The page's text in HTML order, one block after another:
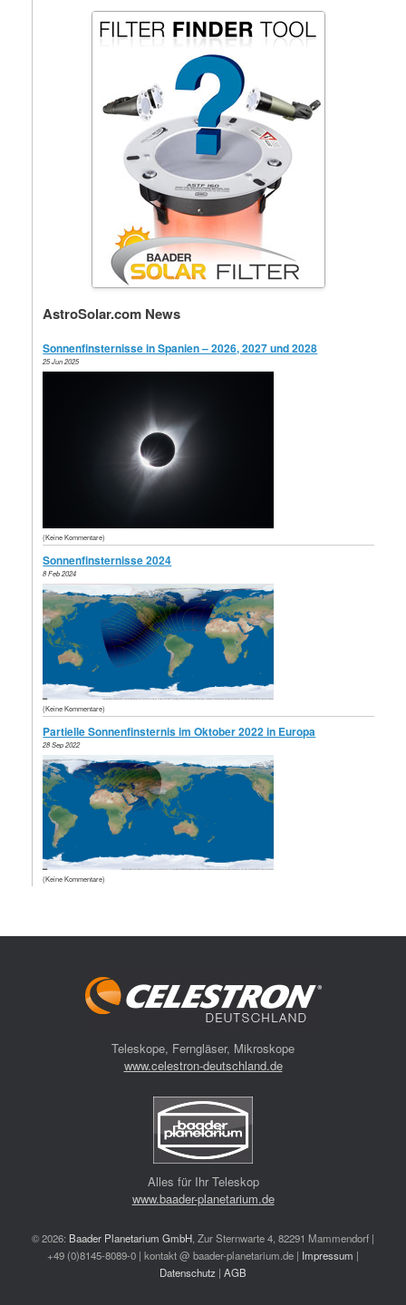
AstroSolar.com News
Sonnenfinsternisse in Spanien – 2026, 2027 und 2028
25 Jun 2025
(Keine Kommentare)
Sonnenfinsternisse 2024
8 Feb 2024
(Keine Kommentare)
Partielle Sonnenfinsternis im Oktober 2022 in Europa
28 Sep 2022
(Keine Kommentare)
Teleskope, Ferngläser, Mikroskope
www.celestron-deutschland.de
Alles für Ihr Teleskop
www.baader-planetarium.de
© 2026: Baader Planetarium GmbH , Zur Sternwarte 4, 82291 Mammendorf |
+49 (0)8145-8089-0 | kontakt @ baader-planetarium.de | Impressum |
Datenschutz | AGB